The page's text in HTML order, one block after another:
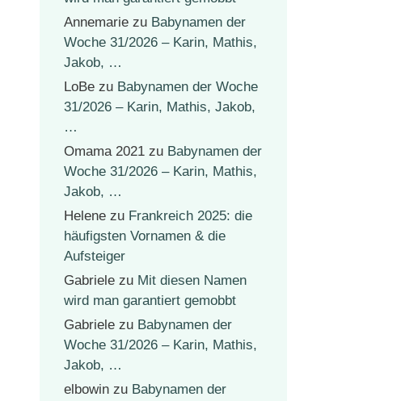
Annemarie zu Babynamen der
Woche 31/2026 – Karin, Mathis,
Jakob, …
LoBe zu Babynamen der Woche
31/2026 – Karin, Mathis, Jakob,
…
Omama 2021 zu Babynamen der
Woche 31/2026 – Karin, Mathis,
Jakob, …
Helene zu Frankreich 2025: die
häufigsten Vornamen & die
Aufsteiger
Gabriele zu Mit diesen Namen
wird man garantiert gemobbt
Gabriele zu Babynamen der
Woche 31/2026 – Karin, Mathis,
Jakob, …
elbowin zu Babynamen der